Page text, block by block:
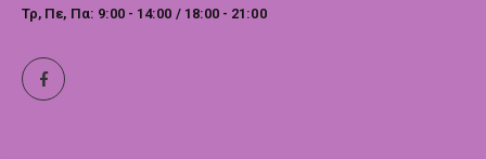
Τρ, Πε, Πα: 9:00 - 14:00 / 18:00 - 21:00